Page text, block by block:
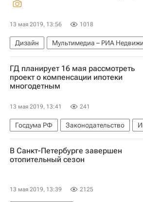
13 мая 2019, 13:56 1018
Дизайн Мультимедиа – РИА
ГД планирует 16 мая рассмотреть
проект о компенсации ипотеки
многодетным
13 мая 2019, 13:41 241
Госдума РФ Законодательство
Андрей Исаев
В Санкт-Петербурге завершен
отопительный сезон
13 мая 2019, 13:39 2125